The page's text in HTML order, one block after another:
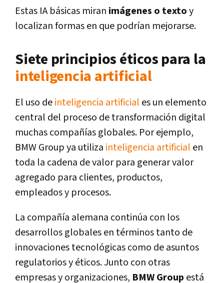
Estas IA básicas miran imágenes o textoy
localizan formas en que podrían mejorarse.
Siete principios éticos para la
inteligencia artificial
El uso deinteligencia artificial es un elemento
central del proceso de transformación digital
muchas compañías globales. Por ejemplo,
BMW Group ya utiliza inteligencia artificial en
toda la cadena de valor para generar valor
agregado para clientes, productos,
empleados y procesos.
La compañía alemana continúa con los
desarrollos globales en términos tanto de
innovaciones tecnológicas como de asuntos
regulatorios y éticos. Junto con otras
empresas y organizaciones, BMW Group está